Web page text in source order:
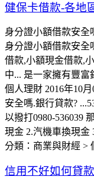
健保卡借款-各地
身分證小額借款安全
身分證小額借款安全
借款,小額現金借款,
中... 是一家擁有豐富
個人理財 2016年10
安全嗎.銀行貸款?
以撥打0980-536039
現金 2.汽機車換現金
分類：商業與財經 >
信用不好如何貸